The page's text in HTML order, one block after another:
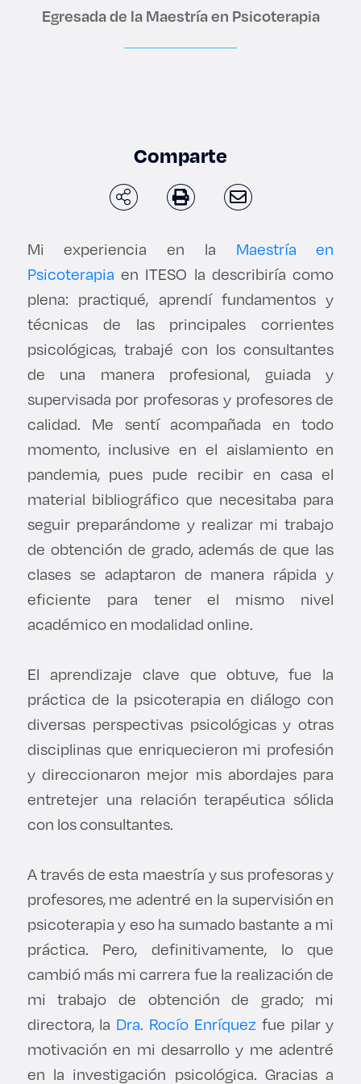
Lo más buscado
Carreras
Derecho
Prepa ITESO
Sustentabilidad
Egresada de la Maestría en Psicoterapia
Comparte
Mi experiencia en la Maestría en
Psicoterapia en ITESO la describiría como
plena: practiqué, aprendí fundamentos y
técnicas de las principales corrientes
psicológicas, trabajé con los consultantes
de una manera profesional, guiada y
supervisada por profesoras y profesores de
calidad. Me sentí acompañada en todo
momento, inclusive en el aislamiento en
pandemia, pues pude recibir en casa el
material bibliográfico que necesitaba para
seguir preparándome y realizar mi trabajo
de obtención de grado, además de que las
clases se adaptaron de manera rápida y
eficiente para tener el mismo nivel
académico en modalidad online.
El aprendizaje clave que obtuve, fue la
práctica de la psicoterapia en diálogo con
diversas perspectivas psicológicas y otras
disciplinas que enriquecieron mi profesión
y direccionaron mejor mis abordajes para
entretejer una relación terapéutica sólida
con los consultantes.
A través de esta maestría y sus profesoras y
profesores, me adentré en la supervisión en
psicoterapia y eso ha sumado bastante a mi
práctica. Pero, definitivamente, lo que
cambió más mi carrera fue la realización de
mi trabajo de obtención de grado; mi
directora, la Dra. Rocío Enríquezfue pilar y
motivación en mi desarrollo y me adentré
en la investigación psicológica. Gracias a